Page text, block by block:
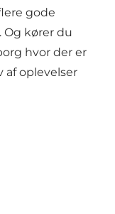
gode
Og kører du
hvor der er
af oplevelser